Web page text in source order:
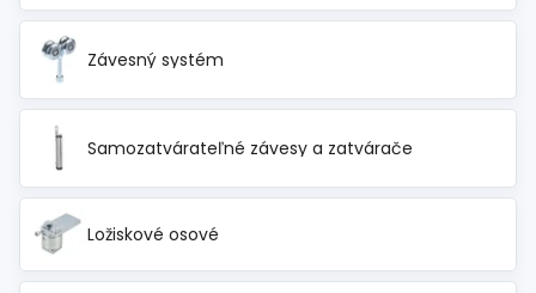
Závesný systém
Samozatvárateľné závesy a zatvárače
Ložiskové osové